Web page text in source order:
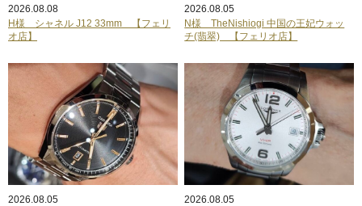
2026.08.08
H様 シャネル J12 33mm 【フェリ
オ店】
2026.08.05
N様 TheNishiogi 中国の王妃ウォッ
チ(翡翠) 【フェリオ店】
2026.08.05
2026.08.05